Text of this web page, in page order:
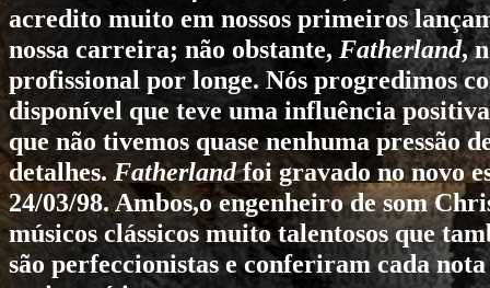
acredito muito em nossos primeiros
nossa carreira; não obstante, Fatherland,
profissional por longe. Nós progredimos
disponível que teve uma influência
que não tivemos quase nenhuma pressão
detalhes. Fatherlandfoi gravado no novo
24/03/98. Ambos,o engenheiro de som
músicos clássicos muito talentosos que
são perfeccionistas e conferiram cada